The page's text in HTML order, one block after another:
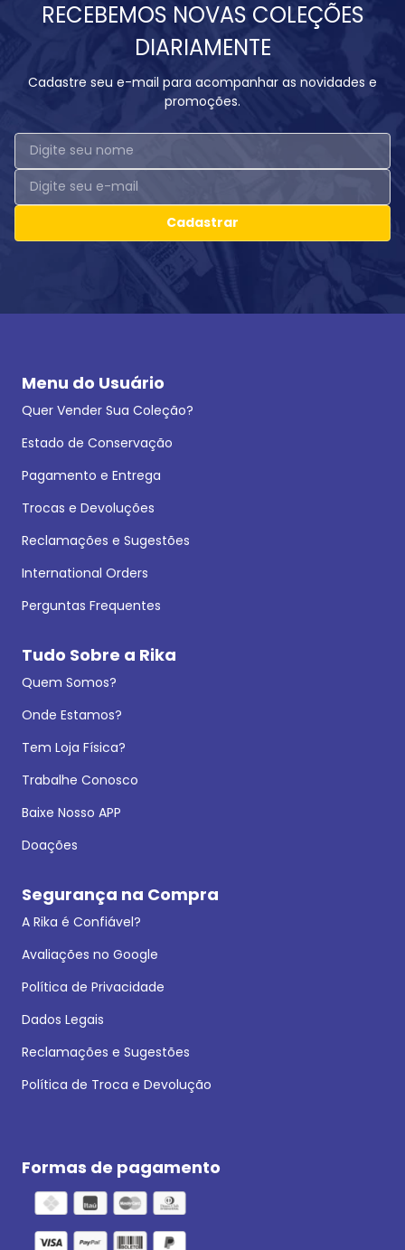
RECEBEMOS NOVAS COLEÇÕES
DIARIAMENTE
Cadastre seu e-mail para acompanhar as novidades e
promoções.
Cadastrar
Menu do Usuário
Quer Vender Sua Coleção?
Estado de Conservação
Pagamento e Entrega
Trocas e Devoluções
Reclamações e Sugestões
International Orders
Perguntas Frequentes
Tudo Sobre a Rika
Quem Somos?
Onde Estamos?
Tem Loja Física?
Trabalhe Conosco
Baixe Nosso APP
Doações
Segurança na Compra
A Rika é Confiável?
Avaliações no Google
Política de Privacidade
Dados Legais
Reclamações e Sugestões
Política de Troca e Devolução
Formas de pagamento